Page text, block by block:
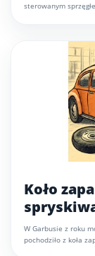
sterowanym
Koło
W Garbusie z roku
pochodziło z koła